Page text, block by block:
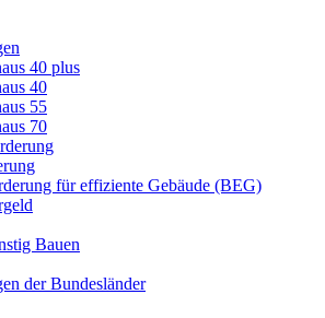
40 plus
40
55
70
für effiziente Gebäude (BEG)
Bauen
der Bundesländer